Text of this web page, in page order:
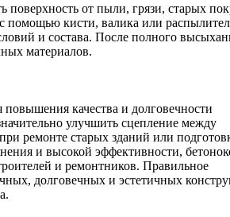
поверхность от пыли, грязи, старых
помощью кисти, валика или
и состава. После полного
материалов.
качества и долговечности
улучшить сцепление между
ремонте старых зданий или
и высокой эффективности,
и ремонтников. Правильное
долговечных и эстетичных